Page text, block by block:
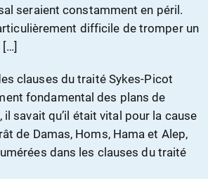
seraient constamment en péril.
difficile de tromper un
clauses du traité Sykes-Picot
fondamental des plans de
il savait qu’il était vital pour la cause
de Damas, Homs, Hama et Alep,
dans les clauses du traité